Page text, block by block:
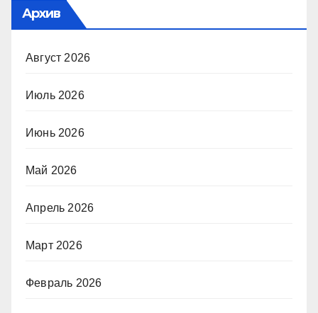
Архив
Август 2026
Июль 2026
Июнь 2026
Май 2026
Апрель 2026
Март 2026
Февраль 2026